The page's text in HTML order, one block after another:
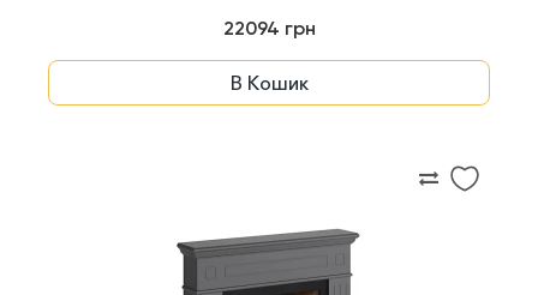
22094 грн
В Кошик